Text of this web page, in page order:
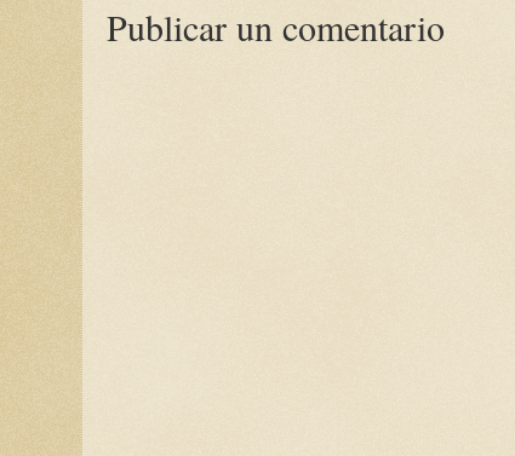
Publicar un comentario